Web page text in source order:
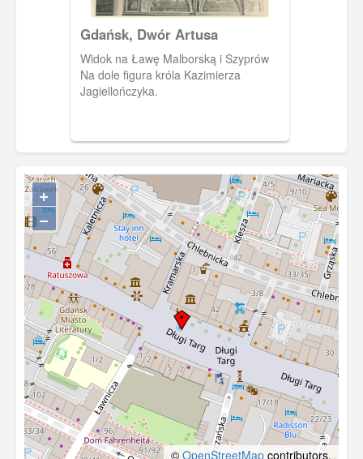
Gdańsk, Dwór Artusa
Widok na Ławę Malborską i Szyprów
Na dole figura króla Kazimierza
Jagiellończyka.
+
−
© OpenStreetMap contributors.